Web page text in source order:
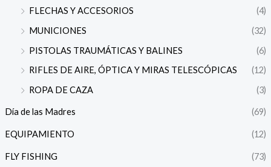
FLECHAS Y ACCESORIOS
(4)
MUNICIONES
(32)
PISTOLAS TRAUMÁTICAS Y BALINES
(6)
RIFLES DE AIRE, ÓPTICA Y MIRAS TELESCÓPICAS
(12)
ROPA DE CAZA
(3)
Día de las Madres (69)
EQUIPAMIENTO (12)
FLY FISHING (73)